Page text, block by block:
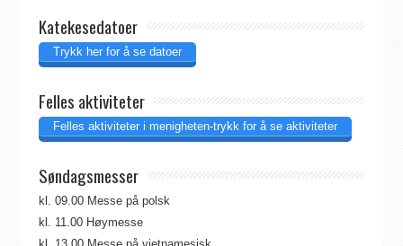
Katekesedatoer
Trykk her for å se datoer
Felles aktiviteter
Felles aktiviteter i menigheten-trykk for å se aktiviteter
Søndagsmesser
kl. 09.00 Messe på polsk
kl. 11.00 Høymesse